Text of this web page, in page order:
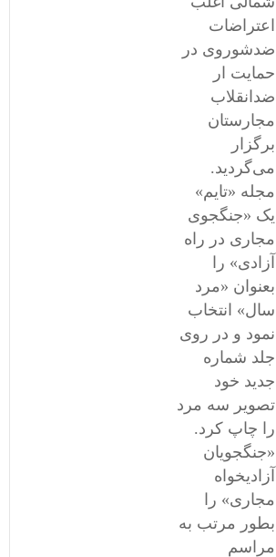
اعتراضات
ضدشوروی در
حمایت ار
ضدانقلاب
مجارستان
برگزار
می‌گردید.
مجله «تایم»
یک «جنگجوی
مجاری در راه
آزادی» را
بعنوان «مرد
سال» انتخاب
نمود و در روی
جلد شماره
جدید خود
تصویر سه مرد
را چاپ کرد.
«جنگجویان
آزادیخواه
مجاری» را
بطور مرتب به
مراسم